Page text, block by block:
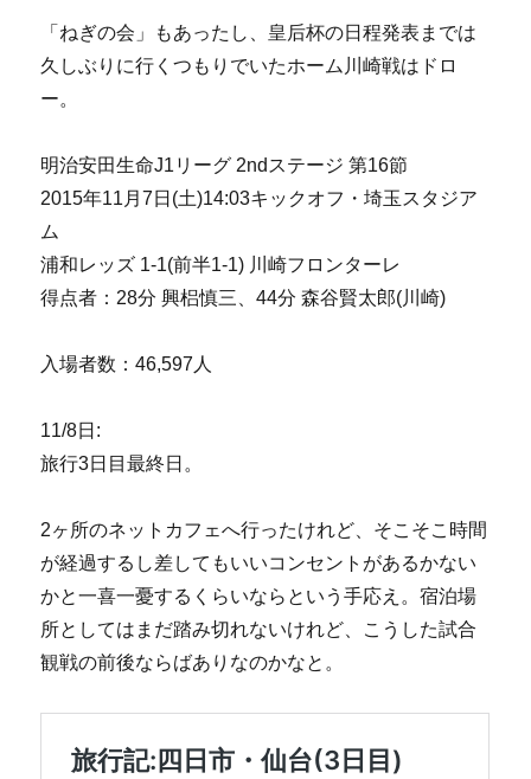
「ねぎの会」もあったし、皇后杯の日程発表までは
久しぶりに行くつもりでいたホーム川崎戦はドロ
ー。
明治安田生命J1リーグ 2ndステージ 第16節
2015年11月7日(土)14:03キックオフ・埼玉スタジア
ム
浦和レッズ 1-1(前半1-1) 川崎フロンターレ
得点者：28分 興梠慎三、44分 森谷賢太郎(川崎)
入場者数：46,597人
11/8日:
旅行3日目最終日。
2ヶ所のネットカフェへ行ったけれど、そこそこ時間
が経過するし差してもいいコンセントがあるかない
かと一喜一憂するくらいならという手応え。宿泊場
所としてはまだ踏み切れないけれど、こうした試合
観戦の前後ならばありなのかなと。